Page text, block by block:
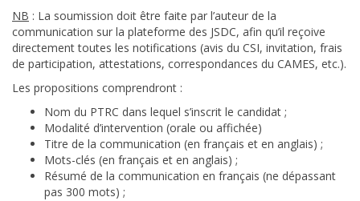
NB : La soumission doit être faite par l’auteur de la
communication sur la plateforme des JSDC, afin qu’il reçoive
directement toutes les notifications (avis du CSI, invitation, frais
de participation, attestations, correspondances du CAMES, etc.).
Les propositions comprendront :
Nom du PTRC dans lequel s’inscrit le candidat ;
Modalité d’intervention (orale ou affichée)
Titre de la communication (en français et en anglais) ;
Mots-clés (en français et en anglais) ;
Résumé de la communication en français (ne dépassant
pas 300 mots) ;